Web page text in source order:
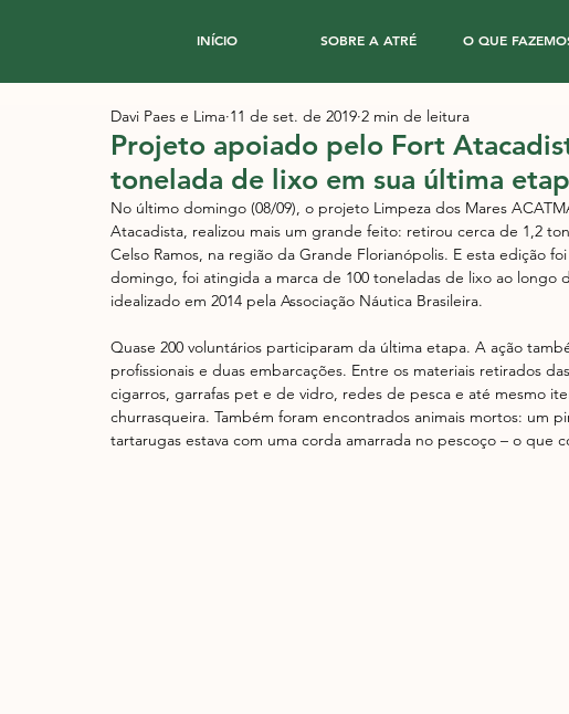
INÍCIO SOBRE A ATRÉ O QUE
Projeto apoiado pelo Fort
tonelada de lixo em sua última
Davi Paes e Lima 11 de set. de 2019 2 min de leitura
No último domingo (08/09), o projeto Limpeza dos Mares
Atacadista, realizou mais um grande feito: retirou cerca de 1,2
Celso Ramos, na região da Grande Florianópolis. E esta edição
domingo, foi atingida a marca de 100 toneladas de lixo ao longo
idealizado em 2014 pela Associação Náutica Brasileira.
Quase 200 voluntários participaram da última etapa. A ação
profissionais e duas embarcações. Entre os materiais retirados
cigarros, garrafas pet e de vidro, redes de pesca e até mesmo
churrasqueira. Também foram encontrados animais mortos: um
tartarugas estava com uma corda amarrada no pescoço – o que